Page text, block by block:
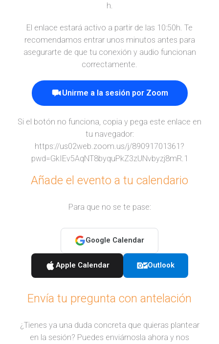
h.
El enlace estará activo a partir de las 10:50h. Te
recomendamos entrar unos minutos antes para
asegurarte de que tu conexión y audio funcionan
correctamente.
Unirme a la sesión por Zoom
Si el botón no funciona, copia y pega este enlace en
tu navegador:
https://us02web.zoom.us/j/89091701361?
pwd=GkIEv5AqNT8byquPkZ3zUNvbyzj8mR.1
Añade el evento a tu calendario
Para que no se te pase:
Google Calendar
Apple Calendar Outlook
Envía tu pregunta con antelación
¿Tienes ya una duda concreta que quieras plantear
en la sesión? Puedes enviárnosla ahora y nos